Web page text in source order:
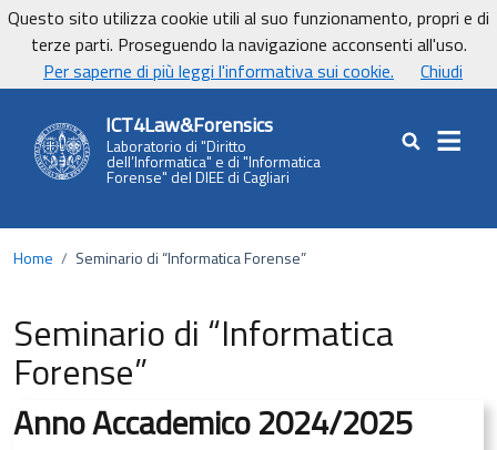
Vai ai contenuti
Vai al footer
UniCa - Università degli studi di Cagliari
UnicaNews
ICT4Law&Forensics
Laboratorio di "Diritto
dell’Informatica" e di "Informatica
Forense" del DIEE di Cagliari
Cerca nel sito
Home / Seminario di “Informatica Forense”
Seminario di “Informatica
Forense”
Anno Accademico 2024/2025
Questo sito utilizza cookie utili al suo funzionamento, propri e di
terze parti. Proseguendo la navigazione acconsenti all'uso.
Per saperne di più leggi l'informativa sui cookie.
Chiudi